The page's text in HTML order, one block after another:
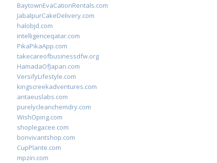
BaytownEvaCationRentals.com
JabalpurCakeDelivery.com
halobjd.com
intelligenceqatar.com
PikaPikaApp.com
takecareofbusinessdfw.org
HamadaOfJapan.com
VersifyLifestyle.com
kingscreekadventures.com
antaeuslabs.com
purelycleanchemdry.com
WishOping.com
shoplegacee.com
bonvivantshop.com
CupPlante.com
mpzin.com